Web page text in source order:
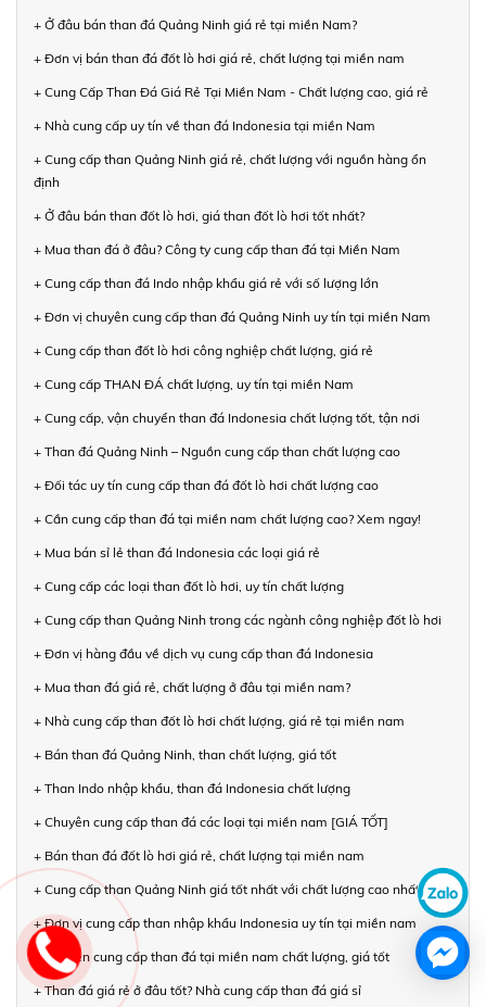
+ Ở đâu bán than đá Quảng Ninh giá rẻ tại miền Nam?
+ Đơn vị bán than đá đốt lò hơi giá rẻ, chất lượng tại miền nam
+ Cung Cấp Than Đá Giá Rẻ Tại Miền Nam - Chất lượng cao, giá rẻ
+ Nhà cung cấp uy tín về than đá Indonesia tại miền Nam
+ Cung cấp than Quảng Ninh giá rẻ, chất lượng với nguồn hàng ổn
định
+ Ở đâu bán than đốt lò hơi, giá than đốt lò hơi tốt nhất?
+ Mua than đá ở đâu? Công ty cung cấp than đá tại Miền Nam
+ Cung cấp than đá Indo nhập khẩu giá rẻ với số lượng lớn
+ Đơn vị chuyên cung cấp than đá Quảng Ninh uy tín tại miền Nam
+ Cung cấp than đốt lò hơi công nghiệp chất lượng, giá rẻ
+ Cung cấp THAN ĐÁ chất lượng, uy tín tại miền Nam
+ Cung cấp, vận chuyển than đá Indonesia chất lượng tốt, tận nơi
+ Than đá Quảng Ninh – Nguồn cung cấp than chất lượng cao
+ Đối tác uy tín cung cấp than đá đốt lò hơi chất lượng cao
+ Cần cung cấp than đá tại miền nam chất lượng cao? Xem ngay!
+ Mua bán sỉ lẻ than đá Indonesia các loại giá rẻ
+ Cung cấp các loại than đốt lò hơi, uy tín chất lượng
+ Cung cấp than Quảng Ninh trong các ngành công nghiệp đốt lò hơi
+ Đơn vị hàng đầu về dịch vụ cung cấp than đá Indonesia
+ Mua than đá giá rẻ, chất lượng ở đâu tại miền nam?
+ Nhà cung cấp than đốt lò hơi chất lượng, giá rẻ tại miền nam
+ Bán than đá Quảng Ninh, than chất lượng, giá tốt
+ Than Indo nhập khẩu, than đá Indonesia chất lượng
+ Chuyên cung cấp than đá các loại tại miền nam [GIÁ TỐT]
+ Bán than đá đốt lò hơi giá rẻ, chất lượng tại miền nam
+ Cung cấp than Quảng Ninh giá tốt nhất với chất lượng cao nhất
+ Đơn vị cung cấp than nhập khẩu Indonesia uy tín tại miền nam
+ Chuyên cung cấp than đá tại miền nam chất lượng, giá tốt
+ Than đá giá rẻ ở đâu tốt? Nhà cung cấp than đá giá sỉ